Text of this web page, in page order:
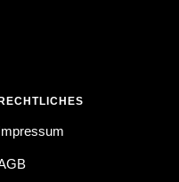
RECHTLICHES